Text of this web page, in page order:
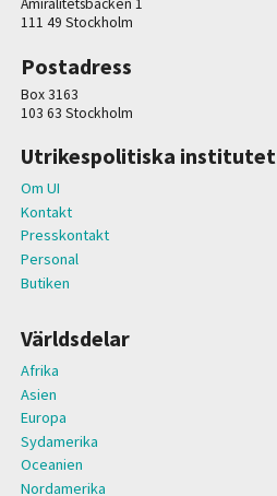
Amiralitetsbacken 1
111 49 Stockholm
Postadress
Box 3163
103 63 Stockholm
Utrikespolitiska institutet
Om UI
Kontakt
Presskontakt
Personal
Butiken
Världsdelar
Afrika
Asien
Europa
Sydamerika
Oceanien
Nordamerika